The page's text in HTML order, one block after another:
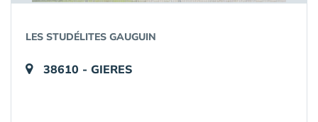
LES STUDÉLITES GAUGUIN
38610 - GIERES